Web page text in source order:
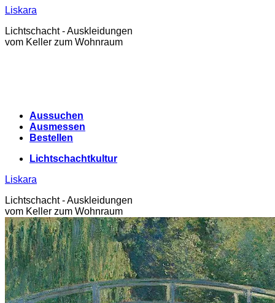
Zum
springen
Liskara
Lichtschacht - Auskleidungen
vom Keller zum Wohnraum
Aussuchen
Ausmessen
Bestellen
Lichtschachtkultur
Liskara
Lichtschacht - Auskleidungen
vom Keller zum Wohnraum
Lichtschachtkultur
Warenkorb /0,00€ 0